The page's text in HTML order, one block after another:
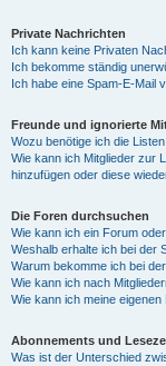
Private Nachrichten
Ich kann keine Privaten
Ich bekomme ständig
Ich habe eine Spam-E-Mail
Freunde und ignorierte
Wozu benötige ich die
Wie kann ich Mitglieder zur
hinzufügen oder diese
Die Foren durchsuchen
Wie kann ich ein Forum
Weshalb erhalte ich bei der
Warum bekomme ich bei
Wie kann ich nach
Wie kann ich meine
Abonnements und
Was ist der Unterschied